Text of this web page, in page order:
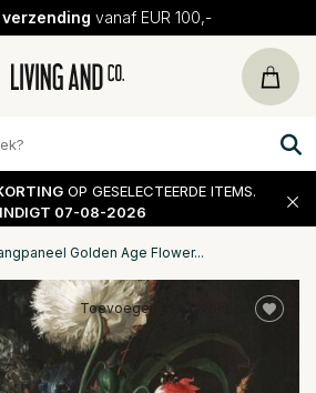
vanaf EUR 100,-
OP GESELECTEERDE ITEMS.
07-08-2026
Golden Age Flower...
Toevoegen aan favorieten